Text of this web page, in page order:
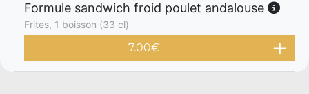
Formule sandwich froid poulet andalouse
Frites, 1 boisson (33 cl)
7.00€